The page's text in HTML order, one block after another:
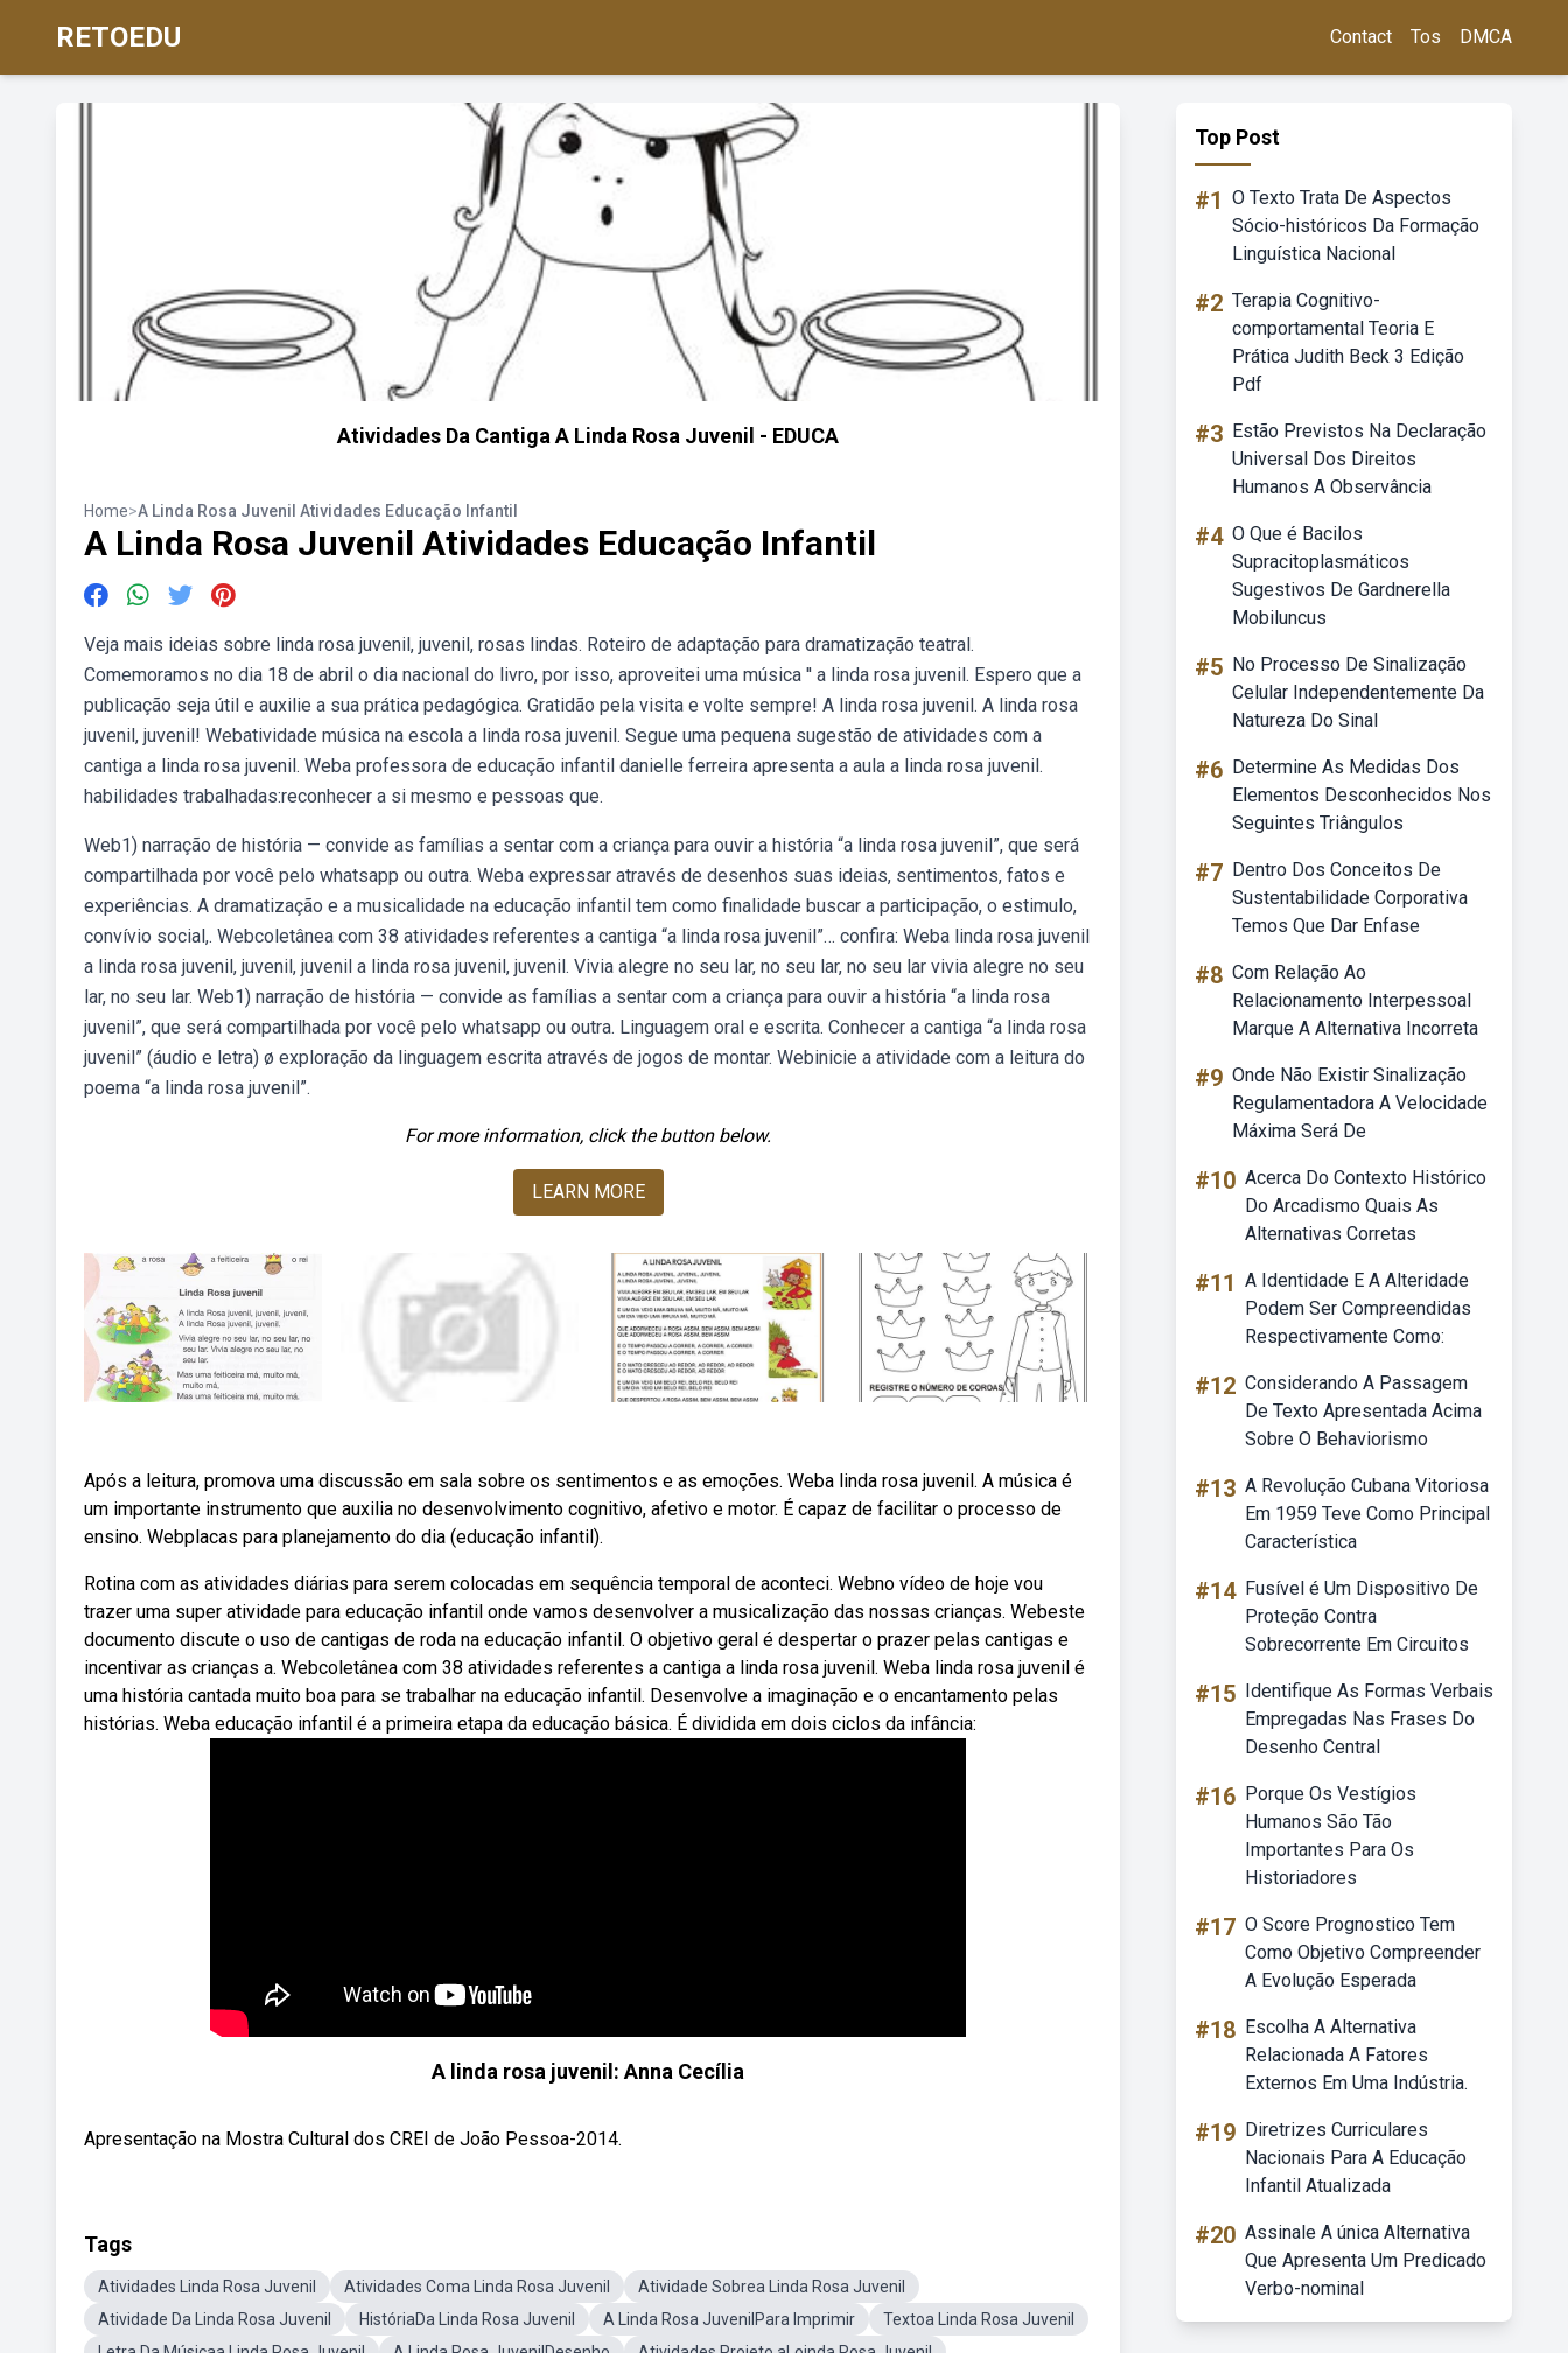
RETOEDU Contact Tos DMCA
Atividades Da Cantiga A Linda Rosa Juvenil - EDUCA
Home>A Linda Rosa Juvenil Atividades Educação Infantil
A Linda Rosa Juvenil Atividades Educação Infantil
Veja mais ideias sobre linda rosa juvenil, juvenil, rosas lindas. Roteiro de adaptação para dramatização teatral.
Comemoramos no dia 18 de abril o dia nacional do livro, por isso, aproveitei uma música '' a linda rosa juvenil. Espero que a
publicação seja útil e auxilie a sua prática pedagógica. Gratidão pela visita e volte sempre! A linda rosa juvenil. A linda rosa
juvenil, juvenil! Webatividade música na escola a linda rosa juvenil. Segue uma pequena sugestão de atividades com a
cantiga a linda rosa juvenil. Weba professora de educação infantil danielle ferreira apresenta a aula a linda rosa juvenil.
habilidades trabalhadas:reconhecer a si mesmo e pessoas que.
Web1) narração de história — convide as famílias a sentar com a criança para ouvir a história “a linda rosa juvenil”, que será
compartilhada por você pelo whatsapp ou outra. Weba expressar através de desenhos suas ideias, sentimentos, fatos e
experiências. A dramatização e a musicalidade na educação infantil tem como finalidade buscar a participação, o estimulo,
convívio social,. Webcoletânea com 38 atividades referentes a cantiga “a linda rosa juvenil”… confira: Weba linda rosa juvenil
a linda rosa juvenil, juvenil, juvenil a linda rosa juvenil, juvenil. Vivia alegre no seu lar, no seu lar, no seu lar vivia alegre no seu
lar, no seu lar. Web1) narração de história — convide as famílias a sentar com a criança para ouvir a história “a linda rosa
juvenil”, que será compartilhada por você pelo whatsapp ou outra. Linguagem oral e escrita. Conhecer a cantiga “a linda rosa
juvenil” (áudio e letra) ø exploração da linguagem escrita através de jogos de montar. Webinicie a atividade com a leitura do
poema “a linda rosa juvenil”.
For more information, click the button below.
LEARN MORE
Após a leitura, promova uma discussão em sala sobre os sentimentos e as emoções. Weba linda rosa juvenil. A música é
um importante instrumento que auxilia no desenvolvimento cognitivo, afetivo e motor. É capaz de facilitar o processo de
ensino. Webplacas para planejamento do dia (educação infantil).
Rotina com as atividades diárias para serem colocadas em sequência temporal de aconteci. Webno vídeo de hoje vou
trazer uma super atividade para educação infantil onde vamos desenvolver a musicalização das nossas crianças. Webeste
documento discute o uso de cantigas de roda na educação infantil. O objetivo geral é despertar o prazer pelas cantigas e
incentivar as crianças a. Webcoletânea com 38 atividades referentes a cantiga a linda rosa juvenil. Weba linda rosa juvenil é
uma história cantada muito boa para se trabalhar na educação infantil. Desenvolve a imaginação e o encantamento pelas
histórias. Weba educação infantil é a primeira etapa da educação básica. É dividida em dois ciclos da infância:
A linda rosa juvenil: Anna Cecília
Apresentação na Mostra Cultural dos CREI de João Pessoa-2014.
Tags
Atividades Linda Rosa Juvenil Atividades Coma Linda Rosa Juvenil
Atividade Sobrea Linda Rosa Juvenil
Atividade Da Linda Rosa Juvenil
HistóriaDa Linda Rosa Juvenil A Linda Rosa JuvenilPara Imprimir
Textoa Linda Rosa Juvenil
Top Post
#1 O Texto Trata De Aspectos
Sócio-históricos Da Formação
Linguística Nacional
#2 Terapia Cognitivo-
comportamental Teoria E
Prática Judith Beck 3 Edição
Pdf
#3 Estão Previstos Na Declaração
Universal Dos Direitos
Humanos A Observância
#4 O Que é Bacilos
Supracitoplasmáticos
Sugestivos De Gardnerella
Mobiluncus
#5 No Processo De Sinalização
Celular Independentemente Da
Natureza Do Sinal
#6 Determine As Medidas Dos
Elementos Desconhecidos Nos
Seguintes Triângulos
#7 Dentro Dos Conceitos De
Sustentabilidade Corporativa
Temos Que Dar Enfase
#8 Com Relação Ao
Relacionamento Interpessoal
Marque A Alternativa Incorreta
#9 Onde Não Existir Sinalização
Regulamentadora A Velocidade
Máxima Será De
#10 Acerca Do Contexto Histórico
Do Arcadismo Quais As
Alternativas Corretas
#11 A Identidade E A Alteridade
Podem Ser Compreendidas
Respectivamente Como:
#12 Considerando A Passagem
De Texto Apresentada Acima
Sobre O Behaviorismo
#13 A Revolução Cubana Vitoriosa
Em 1959 Teve Como Principal
Característica
#14 Fusível é Um Dispositivo De
Proteção Contra
Sobrecorrente Em Circuitos
#15 Identifique As Formas Verbais
Empregadas Nas Frases Do
Desenho Central
#16 Porque Os Vestígios
Humanos São Tão
Importantes Para Os
Historiadores
#17 O Score Prognostico Tem
Como Objetivo Compreender
A Evolução Esperada
#18 Escolha A Alternativa
Relacionada A Fatores
Externos Em Uma Indústria.
#19 Diretrizes Curriculares
Nacionais Para A Educação
Infantil Atualizada
#20 Assinale A única Alternativa
Que Apresenta Um Predicado
Verbo-nominal